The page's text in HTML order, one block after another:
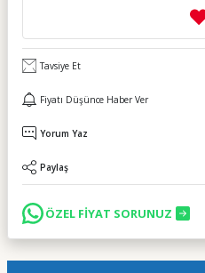
Tavsiye Et
Fiyatı Düşünce Haber Ver
Yorum Yaz
Paylaş
ÖZEL FİYAT SORUNUZ